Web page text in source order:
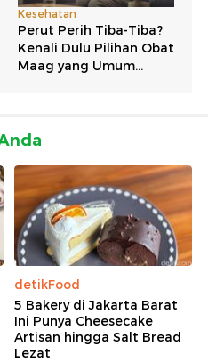
detikFood
5 Bakery di Jakarta Barat
Ini Punya Cheesecake
Artisan hingga Salt Bread
Lezat